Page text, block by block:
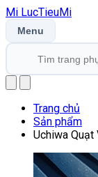
Mi LucTieuMi
Menu
Trang chủ
Sản phẩm
Uchiwa Quạt